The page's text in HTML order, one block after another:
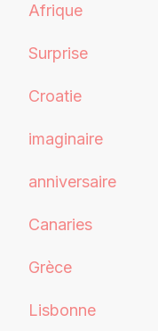
Afrique
Surprise
Croatie
imaginaire
anniversaire
Canaries
Grèce
Lisbonne